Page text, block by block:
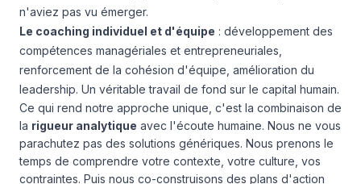
n'aviez pas vu émerger.
Le coaching individuel et d'équipe : développement des
compétences managériales et entrepreneuriales,
renforcement de la cohésion d'équipe, amélioration du
leadership. Un véritable travail de fond sur le capital humain.
Ce qui rend notre approche unique, c'est la combinaison de
la rigueur analytique avec l'écoute humaine. Nous ne vous
parachutez pas des solutions génériques. Nous prenons le
temps de comprendre votre contexte, votre culture, vos
contraintes. Puis nous co-construisons des plans d'action